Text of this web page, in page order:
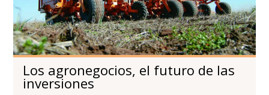
Los agronegocios, el futuro de las
inversiones